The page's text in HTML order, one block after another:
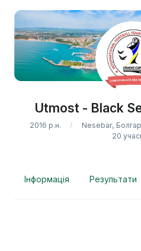
Utmost - Black
2016 р.н. Nesebar,
20
Інформація Результати